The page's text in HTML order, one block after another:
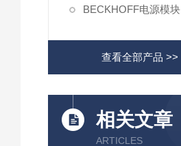
BECKHOFF电源模块
查看全部产品 >>
相关文章
ARTICLES